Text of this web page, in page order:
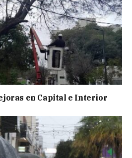
en Capital e Interior